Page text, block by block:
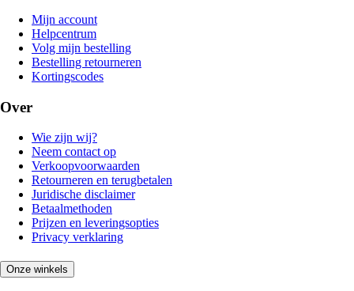
Mijn account
Helpcentrum
Volg mijn bestelling
Bestelling retourneren
Kortingscodes
Over
Wie zijn wij?
Neem contact op
Verkoopvoorwaarden
Retourneren en terugbetalen
Juridische disclaimer
Betaalmethoden
Prijzen en leveringsopties
Privacy verklaring
Onze winkels